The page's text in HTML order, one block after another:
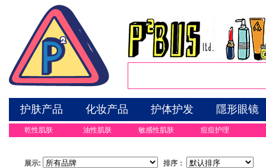
护肤产品 化妆产品 护体护发 隱形眼镜
乾性肌肤 油性肌肤 敏感性肌肤 痘痘护理
展示: 排序：